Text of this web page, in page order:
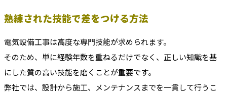
熟練された技能で差をつける方法
電気設備工事は高度な専門技能が求められます。
そのため、単に経験年数を重ねるだけでなく、正しい知識を基
にした質の高い技能を磨くことが重要です。
弊社では、設計から施工、メンテナンスまでを一貫して行うこ